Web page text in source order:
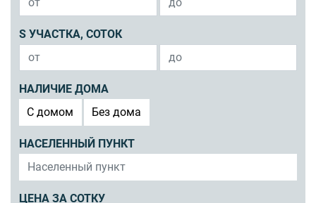
S УЧАСТКА, СОТОК
НАЛИЧИЕ ДОМА
C домом
Без дома
НАСЕЛЕННЫЙ ПУНКТ
ЦЕНА ЗА СОТКУ